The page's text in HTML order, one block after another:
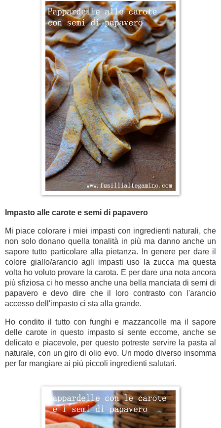
Impasto alle carote e semi di papavero
Mi piace colorare i miei impasti con ingredienti naturali, che
non solo donano quella tonalità in più ma danno anche un
sapore tutto particolare alla pietanza. In genere per dare il
colore giallo/arancio agli impasti uso la zucca ma questa
volta ho voluto provare la carota. E per dare una nota ancora
più sfiziosa ci ho messo anche una bella manciata di semi di
papavero e devo dire che il loro contrasto con l'arancio
accesso dell'impasto ci sta alla grande.
Ho condito il tutto con funghi e mazzancolle ma il sapore
delle carote in questo impasto si sente eccome, anche se
delicato e piacevole, per questo potreste servire la pasta al
naturale, con un giro di olio evo. Un modo diverso insomma
per far mangiare ai più piccoli ingredienti salutari.